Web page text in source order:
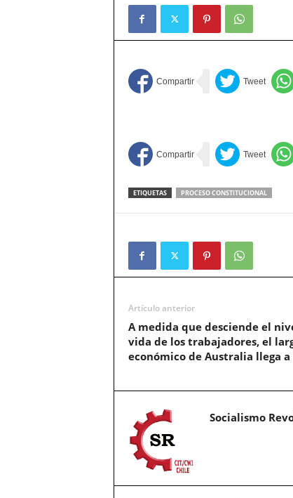
ETIQUETAS PROCESO CONSTITUCIONAL
Artículo anterior
A medida que desciende el
vida de los trabajadores, el
económico de Australia llega a
Socialismo